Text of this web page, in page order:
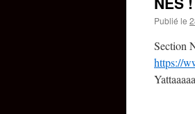
Publié le
Section
https://